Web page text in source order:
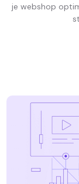
je webshop